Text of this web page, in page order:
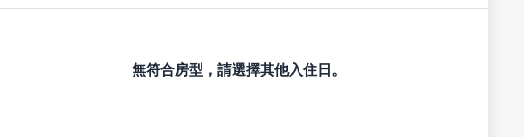
無符合房型，請選擇其他入住日。